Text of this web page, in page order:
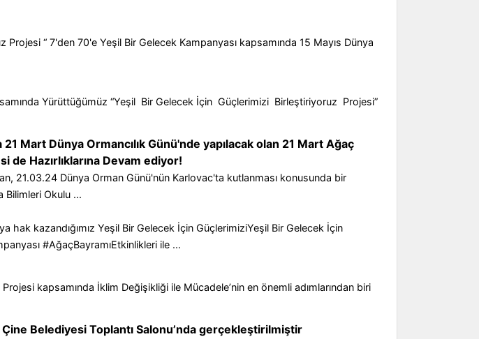
“ 7'den 70'e Yeşil Bir Gelecek Kampanyası kapsamında 15 Mayıs Dünya
Yürüttüğümüz “Yeşil Bir Gelecek İçin Güçlerimizi Birleştiriyoruz Projesi”
Mart Dünya Ormancılık Günü'nde yapılacak olan 21 Mart Ağaç
de Hazırlıklarına Devam ediyor!
21.03.24 Dünya Orman Günü'nün Karlovac'ta kutlanması konusunda bir
Bilimleri Okulu ...
hak kazandığımız Yeşil Bir Gelecek İçin GüçlerimiziYeşil Bir Gelecek İçin
#AğaçBayramıEtkinlikleri ile ...
kapsamında İklim Değişikliği ile Mücadele’nin en önemli adımlarından biri
Belediyesi Toplantı Salonu’nda gerçekleştirilmiştir